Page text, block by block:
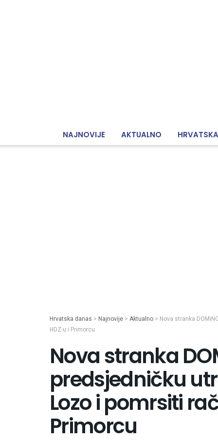
NAJNOVIJE AKTUALNO HRVATSKA
Hrvatska danas > Najnovije > Aktualno > Nova stranka
HDZ-u i Primorcu
Nova stranka
predsjedničku
Lozo i pomrsiti
Primorcu